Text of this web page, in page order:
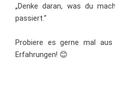
„Denke daran, was du
passiert.“
Probiere es gerne mal
Erfahrungen! 😊